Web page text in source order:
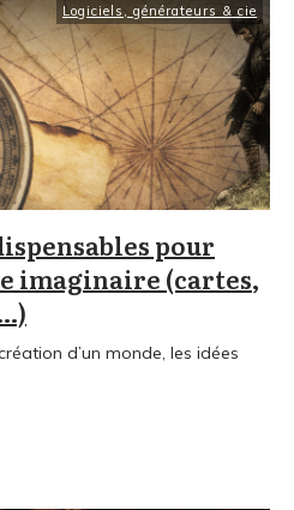
Logiciels, générateurs & cie
pour
imaginaire (cartes,
d’un monde, les idées